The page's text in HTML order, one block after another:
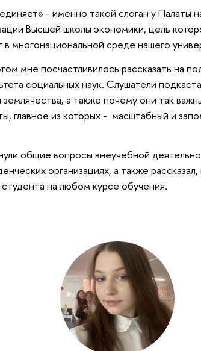
- именно такой слоган у Палаты
Высшей школы экономики, цель
в многонациональной среде нашего
мне посчастливилось рассказать на
социальных наук. Слушатели
землячества, а также почему они так
главное из которых - масштабный и
общие вопросы внеучебной
организациях, а также
на любом курсе обучения.